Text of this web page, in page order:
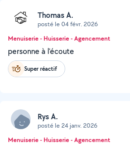
Thomas A.
posté le 04 févr. 2026
Menuiserie - Huisserie - Agencement
personne à l'écoute
Super réactif
Rys A.
posté le 24 janv. 2026
Menuiserie - Huisserie - Agencement